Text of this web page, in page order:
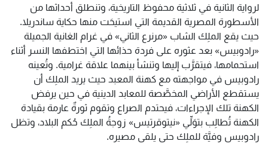
لرواية الثانية في ثلاثية محفوظ التاريخية، وتنطلق أحداثها من
الأسطورة المصرية القديمة التي استيحَت منها حكاية ساندريلا.
حيث يقع الملِك الشاب «مرنرع الثاني» في غرام الغانية الجميلة
«رادوبيس» بعد عثوره على فردة حذائها التي اختطفها النسر أثناء
استحمامها، فيتقرَّب إليها وتنشأ بينهما علاقة غرامية. وتُعينه
رادوبيس في مواجهته مع كهنة المعبد حيث يريد الملِك أن
يستقطع الأراضي المخصَّصة للمعابد الدينية في حين يرفض
الكهنة تلك الإجراءات، فيحتدم الصراع وتقوم ثورةٌ عارمة بقيادة
الكهنة تُطالِب بتوَلِّي «نيتوقرتيس» زوجةُ الملِك حُكم البلاد، وتظل
رادوبيس وفيَّة للملِك حتى يلقى مصيره.